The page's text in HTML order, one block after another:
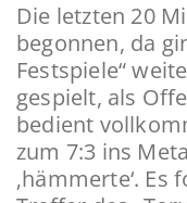
Die letzten 20
begonnen, da
Festspiele“
gespielt, als
bedient
zum 7:3 ins
‚hämmerte‘.